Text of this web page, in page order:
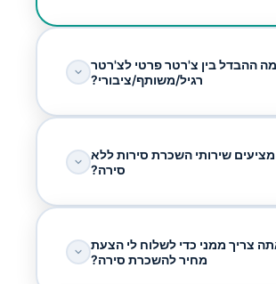
מה ההבדל בין צ'רטר פרטי לצ'רטר
רגיל/משותף/ציבורי?
שירותי השכרת סירות ללא
סירה?
צריך ממני כדי לשלוח לי הצעת
מחיר להשכרת סירה?